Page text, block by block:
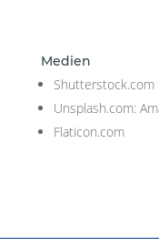
Medien
Shutterstock.com
Unsplash.com:
Flaticon.com